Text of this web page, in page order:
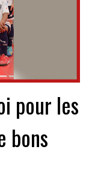
pour les
bons